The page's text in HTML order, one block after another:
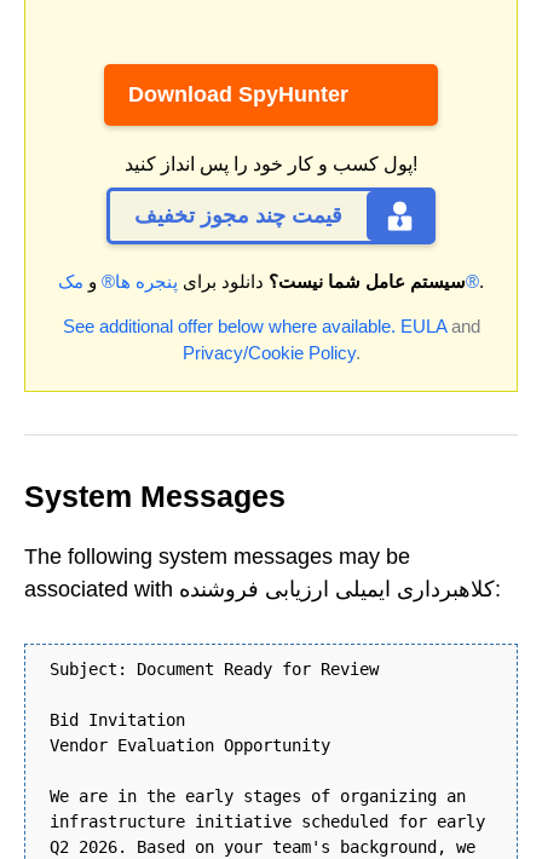
Download SpyHunter
پول کسب و کار خود را پس انداز کنید!
قیمت چند مجوز تخفیف
سیستم عامل شما نیست؟ دانلود برای پنجره ها® و مک®.
See additional offer below where available. EULAand
Privacy/Cookie Policy.
System Messages
The following system messages may be
associated with کلاهبرداری ایمیلی ارزیابی فروشنده:
Subject: Document Ready for Review
Bid Invitation
Vendor Evaluation Opportunity
We are in the early stages of organizing an
infrastructure initiative scheduled for early
Q2 2026. Based on your team's background, we